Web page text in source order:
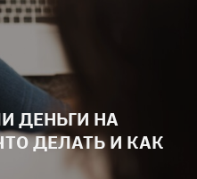
ДЕНЬГИ НА
ДЕЛАТЬ И КАК